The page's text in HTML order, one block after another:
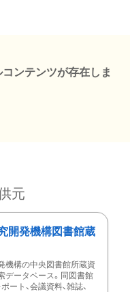
ンテンツが存在しま
元
開発機構図書館蔵
機構の中央図書館所蔵資
データベース。同図書館
ート、会議資料、雑誌、